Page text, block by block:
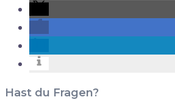
Hast du Fragen?